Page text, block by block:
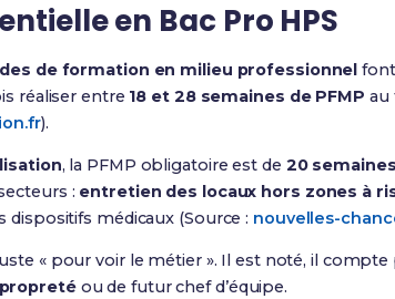
en Bac Pro HPS
de formation en milieu professionnel
réaliser entre 18 et 28 semaines de PFMP au
).
, la PFMP obligatoire est de 20 semaines
: entretien des locaux hors zones à
dispositifs médicaux (Source : nouvelles-
« pour voir le métier ». Il est noté, il
ou de futur chef d’équipe.